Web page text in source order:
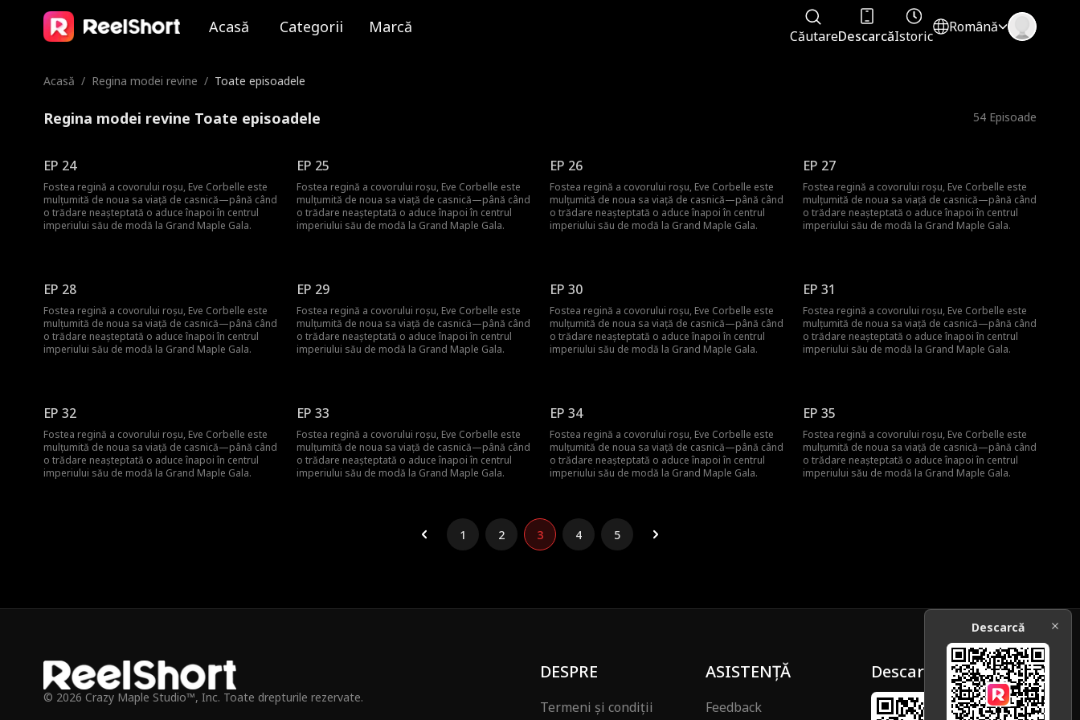
Acasă Categorii Marcă CăutareDescarcăIstoric
Română
Acasă / Regina modei revine / Toate episoadele
Regina modei revine Toate episoadele 54 Episoade
EP 24
Fostea regină a covorului roșu, Eve Corbelle este
mulțumită de noua sa viață de casnică—până când
o trădare neașteptată o aduce înapoi în centrul
imperiului său de modă la Grand Maple Gala.
EP 25
Fostea regină a covorului roșu, Eve Corbelle este
mulțumită de noua sa viață de casnică—până când
o trădare neașteptată o aduce înapoi în centrul
imperiului său de modă la Grand Maple Gala.
EP 26
Fostea regină a covorului roșu, Eve Corbelle este
mulțumită de noua sa viață de casnică—până când
o trădare neașteptată o aduce înapoi în centrul
imperiului său de modă la Grand Maple Gala.
EP 27
Fostea regină a covorului roșu, Eve Corbelle este
mulțumită de noua sa viață de casnică—până când
o trădare neașteptată o aduce înapoi în centrul
imperiului său de modă la Grand Maple Gala.
EP 28
Fostea regină a covorului roșu, Eve Corbelle este
mulțumită de noua sa viață de casnică—până când
o trădare neașteptată o aduce înapoi în centrul
imperiului său de modă la Grand Maple Gala.
EP 29
Fostea regină a covorului roșu, Eve Corbelle este
mulțumită de noua sa viață de casnică—până când
o trădare neașteptată o aduce înapoi în centrul
imperiului său de modă la Grand Maple Gala.
EP 30
Fostea regină a covorului roșu, Eve Corbelle este
mulțumită de noua sa viață de casnică—până când
o trădare neașteptată o aduce înapoi în centrul
imperiului său de modă la Grand Maple Gala.
EP 31
Fostea regină a covorului roșu, Eve Corbelle este
mulțumită de noua sa viață de casnică—până când
o trădare neașteptată o aduce înapoi în centrul
imperiului său de modă la Grand Maple Gala.
EP 32
Fostea regină a covorului roșu, Eve Corbelle este
mulțumită de noua sa viață de casnică—până când
o trădare neașteptată o aduce înapoi în centrul
imperiului său de modă la Grand Maple Gala.
EP 33
Fostea regină a covorului roșu, Eve Corbelle este
mulțumită de noua sa viață de casnică—până când
o trădare neașteptată o aduce înapoi în centrul
imperiului său de modă la Grand Maple Gala.
EP 34
Fostea regină a covorului roșu, Eve Corbelle este
mulțumită de noua sa viață de casnică—până când
o trădare neașteptată o aduce înapoi în centrul
imperiului său de modă la Grand Maple Gala.
EP 35
Fostea regină a covorului roșu, Eve Corbelle este
mulțumită de noua sa viață de casnică—până când
o trădare neașteptată o aduce înapoi în centrul
imperiului său de modă la Grand Maple Gala.
1 2 3 4 5
© 2026 Crazy Maple Studio™, Inc. Toate drepturile rezervate.
DESPRE
Termeni și condiții
ASISTENȚĂ
Feedback
Descarcă
Descarcă